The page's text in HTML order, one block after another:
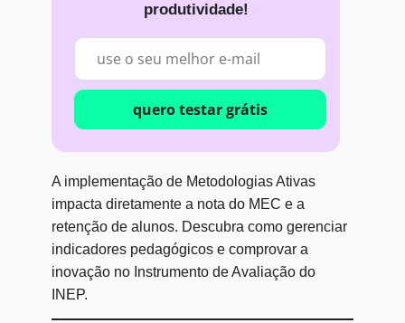
produtividade!
quero testar grátis
A implementação de Metodologias Ativas
impacta diretamente a nota do MEC e a
retenção de alunos. Descubra como gerenciar
indicadores pedagógicos e comprovar a
inovação no Instrumento de Avaliação do
INEP.